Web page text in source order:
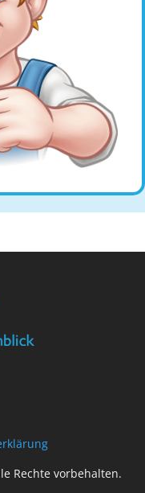
Rechte vorbehalten.